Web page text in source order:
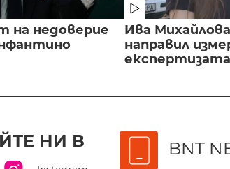
на недоверие
Ива
направил
експертизата
НИ В BNT